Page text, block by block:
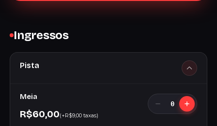
Ingressos
Pista
Meia
R$60,00(+R$9,00 taxas)
0